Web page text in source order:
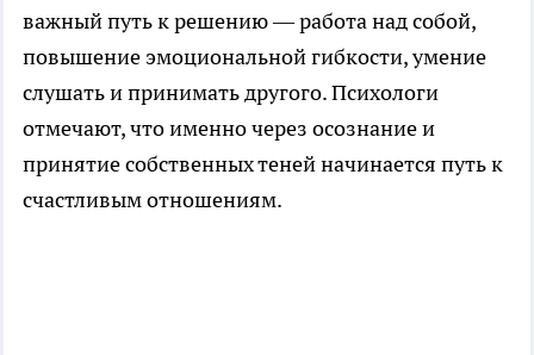
важный путь к решению — работа над собой,
повышение эмоциональной гибкости, умение
слушать и принимать другого. Психологи
отмечают, что именно через осознание и
принятие собственных теней начинается путь к
счастливым отношениям.